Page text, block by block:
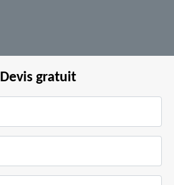
Devis gratuit